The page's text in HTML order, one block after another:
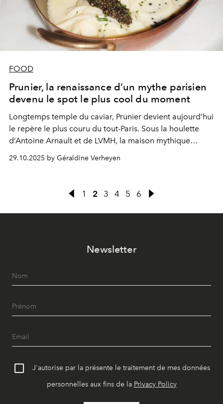
FOOD
Prunier, la renaissance d’un mythe parisien
devenu le spot le plus cool du moment
Longtemps temple du caviar, Prunier devient aujourd’hui
le repère le plus couru du tout-Paris. Sous la houlette
d’Antoine Arnault et de LVMH, la maison mythique
29.10.2025 by Géraldine Verheyen
1 2 3 4 5 6
Newsletter
J'autorise par la présente le traitement de mes données
personnelles aux fins de la Privacy Policy